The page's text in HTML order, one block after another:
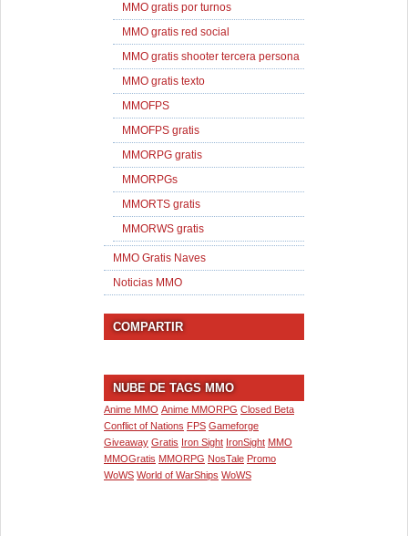
MMO gratis por turnos
MMO gratis red social
MMO gratis shooter tercera persona
MMO gratis texto
MMOFPS
MMOFPS gratis
MMORPG gratis
MMORPGs
MMORTS gratis
MMORWS gratis
MMO Gratis Naves
Noticias MMO
COMPARTIR
NUBE DE TAGS MMO
Anime MMO Anime MMORPG Closed Beta
Conflict of Nations FPS Gameforge
Giveaway Gratis Iron Sight IronSight MMO
MMOGratis MMORPG NosTale Promo
WoWS World of WarShips WoWS